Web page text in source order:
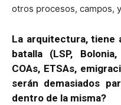
otros procesos, campos,
La arquitectura, tiene
batalla (LSP,
COAs, ETSAs,
serán demasiados
dentro de la misma?